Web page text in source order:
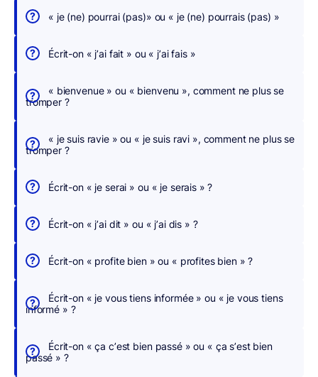
h
r
h
e
,
n
u
c
r
i
g
o
« je (ne) pourrai (pas)» ou « je (ne) pourrais (pas) »
Écrit-on « j’ai fait » ou « j’ai fais »
« bienvenue » ou « bienvenu », comment ne plus se
tromper ?
« je suis ravie » ou « je suis ravi », comment ne plus se
tromper ?
Écrit-on « je serai » ou « je serais » ?
Écrit-on « j’ai dit » ou « j’ai dis » ?
Écrit-on « profite bien » ou « profites bien » ?
Écrit-on « je vous tiens informée » ou « je vous tiens
informé » ?
Écrit-on « ça c’est bien passé » ou « ça s’est bien
passé » ?